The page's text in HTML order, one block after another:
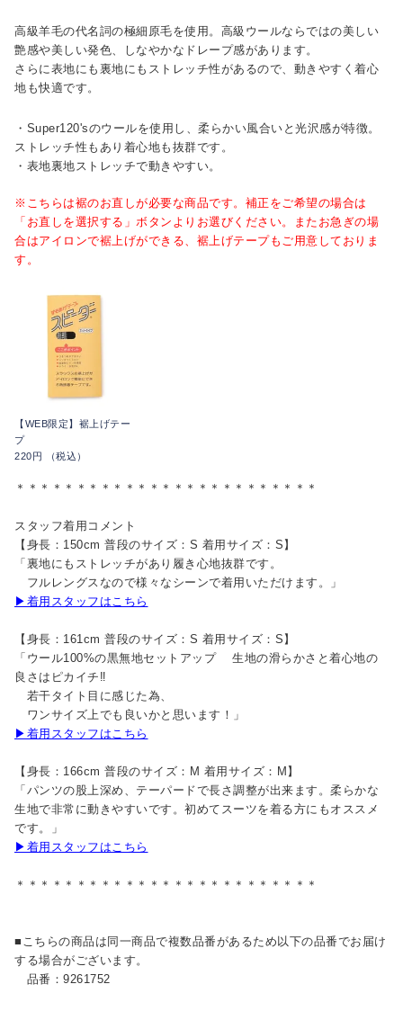
高級羊毛の代名詞の極細原毛を使用。高級ウールならではの美しい
艶感や美しい発色、しなやかなドレープ感があります。
さらに表地にも裏地にもストレッチ性があるので、動きやすく着心
地も快適です。
・Super120'sのウールを使用し、柔らかい風合いと光沢感が特徴。
ストレッチ性もあり着心地も抜群です。
・表地裏地ストレッチで動きやすい。
※こちらは裾のお直しが必要な商品です。補正をご希望の場合は
「お直しを選択する」ボタンよりお選びください。またお急ぎの場
合はアイロンで裾上げができる、裾上げテープもご用意しておりま
す。
【WEB限定】裾上げテー
プ
220円 （税込）
＊＊＊＊＊＊＊＊＊＊＊＊＊＊＊＊＊＊＊＊＊＊＊＊＊
スタッフ着用コメント
【身長：150cm 普段のサイズ：S 着用サイズ：S】
「裏地にもストレッチがあり履き心地抜群です。
フルレングスなので様々なシーンで着用いただけます。」
▶着用スタッフはこちら
【身長：161cm 普段のサイズ：S 着用サイズ：S】
「ウール100%の黒無地セットアップ 生地の滑らかさと着心地の
良さはピカイチ‼︎
若干タイト目に感じた為、
ワンサイズ上でも良いかと思います！」
▶着用スタッフはこちら
【身長：166cm 普段のサイズ：M 着用サイズ：M】
「パンツの股上深め、テーパードで長さ調整が出来ます。柔らかな
生地で非常に動きやすいです。初めてスーツを着る方にもオススメ
です。」
▶着用スタッフはこちら
＊＊＊＊＊＊＊＊＊＊＊＊＊＊＊＊＊＊＊＊＊＊＊＊＊
■こちらの商品は同一商品で複数品番があるため以下の品番でお届け
する場合がございます。
品番：9261752